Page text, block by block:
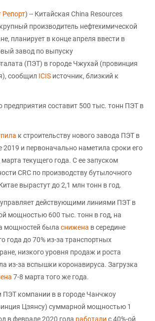
Репорт) -- Китайская China Resources
производитель нефтехимической
планирует в конце апреля ввести в
завод по выпуску
(ПЭТ) в городе Чжухай (провинция
сообщил ICIS источник, близкий к
составит 500 тыс. тонн ПЭТ в
к строительству нового завода ПЭТ в
2019 и первоначально наметила сроки его
текущего года. С ее запуском
CRC по производству бутылочного
вырастут до 2,1 млн тонн в год.
действующими линиями ПЭТ в
мощностью 600 тыс. тонн в год, на
мощностей была снижена в середине
года до 70% из-за транспортных
низкого уровня продаж и роста
из-за вспышки коронавируса. Загрузка
7-8 марта того же года.
ПЭТ компании в в городе Чанчжоу
Цзянсу) суммарной мощностью 1
в феврале 2020 года работали с 40%-ой